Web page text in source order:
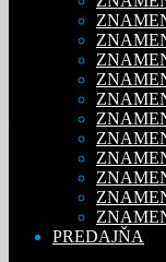
PREDAJŇA